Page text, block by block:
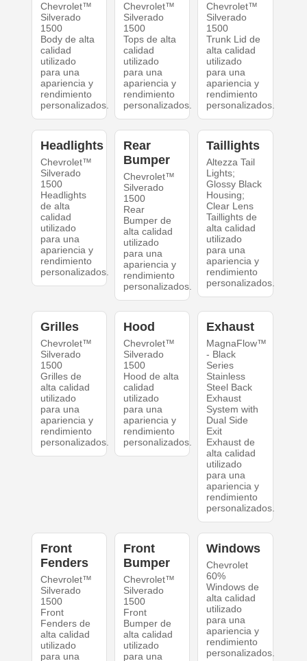
Chevrolet™
Silverado
1500
Body de alta
calidad
utilizado
para una
apariencia y
rendimiento
personalizados.
Chevrolet™
Silverado
1500
Tops de alta
calidad
utilizado
para una
apariencia y
rendimiento
personalizados.
Chevrolet™
Silverado
1500
Trunk Lid de
alta calidad
utilizado
para una
apariencia y
rendimiento
personalizados.
Headlights
Chevrolet™
Silverado
1500
Headlights
de alta
calidad
utilizado
para una
apariencia y
rendimiento
personalizados.
Rear
Bumper
Chevrolet™
Silverado
1500
Rear
Bumper de
alta calidad
utilizado
para una
apariencia y
rendimiento
personalizados.
Taillights
Altezza Tail
Lights;
Glossy Black
Housing;
Clear Lens
Taillights de
alta calidad
utilizado
para una
apariencia y
rendimiento
personalizados.
Grilles
Chevrolet™
Silverado
1500
Grilles de
alta calidad
utilizado
para una
apariencia y
rendimiento
personalizados.
Hood
Chevrolet™
Silverado
1500
Hood de alta
calidad
utilizado
para una
apariencia y
rendimiento
personalizados.
Exhaust
MagnaFlow™
- Black
Series
Stainless
Steel Back
Exhaust
System with
Dual Side
Exit
Exhaust de
alta calidad
utilizado
para una
apariencia y
rendimiento
personalizados.
Front
Fenders
Chevrolet™
Silverado
1500
Front
Fenders de
alta calidad
utilizado
para una
Front
Bumper
Chevrolet™
Silverado
1500
Front
Bumper de
alta calidad
utilizado
para una
Windows
Chevrolet
60%
Windows de
alta calidad
utilizado
para una
apariencia y
rendimiento
personalizados.